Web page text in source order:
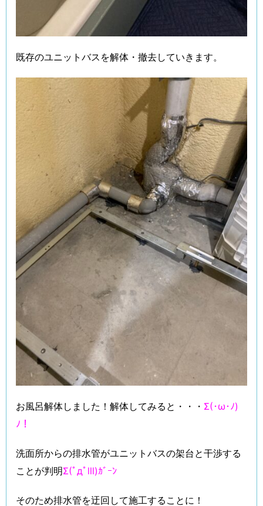
既存のユニットバスを解体・撤去していきます。
お風呂解体しました！解体してみると・・・ Σ(･ω･ﾉ)
ﾉ！
洗面所からの排水管がユニットバスの架台と干渉する
ことが判明Σ(ﾟдﾟlll)ｶﾞｰﾝ
そのため排水管を迂回して施工することに！